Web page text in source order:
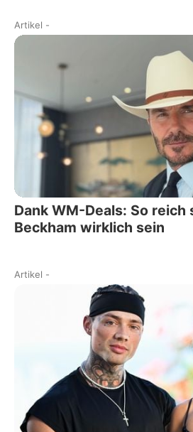
Artikel -
Dank WM-Deals: So reich
Beckham wirklich sein
Artikel -